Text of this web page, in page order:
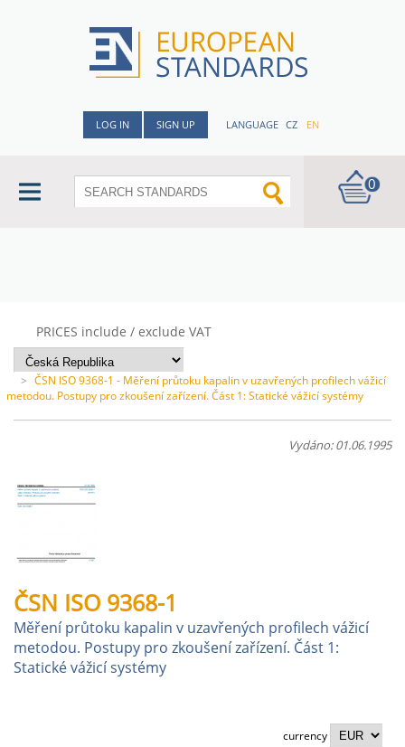
LOG IN SIGN UP LANGUAGE CZ EN
0
PRICES include / exclude VAT
> ČSN ISO 9368-1 - Měření průtoku kapalin v uzavřených profilech vážicí
metodou. Postupy pro zkoušení zařízení. Část 1: Statické vážicí systémy
Vydáno: 01.06.1995
ČSN ISO 9368-1
Měření průtoku kapalin v uzavřených profilech vážicí
metodou. Postupy pro zkoušení zařízení. Část 1:
Statické vážicí systémy
currency